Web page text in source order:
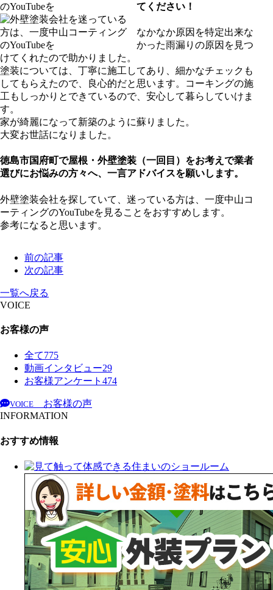
てください！
なかなか原因を特定出来な
かった雨漏りの原因を見つ
けてくれたので助かりました。
塗装については、丁寧に施工してあり、細かなチェックも
してもらえたので、良心的だと思います。コーキングの施
工もしっかりとできているので、安心して暮らしていけま
す。
家が綺麗になって新築のように蘇りました。
大変お世話になりました。
徳島市国府町で屋根・外壁塗装（一回目）をお考えで業者
選びにお悩みの方々へ、一言アドバイスを願いします。
外壁塗装会社を探していて、迷っている方は、一度中山コ
ーティングのYouTubeを見ることをおすすめします。
参考になると思います。
前の記事
次の記事
一覧へ戻る
VOICE
お客様の声
全て775
動画インタビュー29
お客様アンケート 474
VOICE
お客様の声
INFORMATION
おすすめ情報